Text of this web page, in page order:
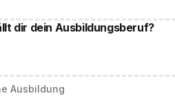
dir dein Ausbildungsberuf?
Ausbildung